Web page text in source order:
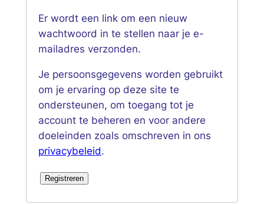
Er wordt een link om een nieuw
wachtwoord in te stellen naar je e-
mailadres verzonden.
Je persoonsgegevens worden gebruikt
om je ervaring op deze site te
ondersteunen, om toegang tot je
account te beheren en voor andere
doeleinden zoals omschreven in ons
privacybeleid.
Registreren